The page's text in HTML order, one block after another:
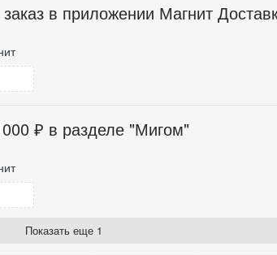
в приложении Магнит
₽ в разделе "Мигом"
Показать еще 1